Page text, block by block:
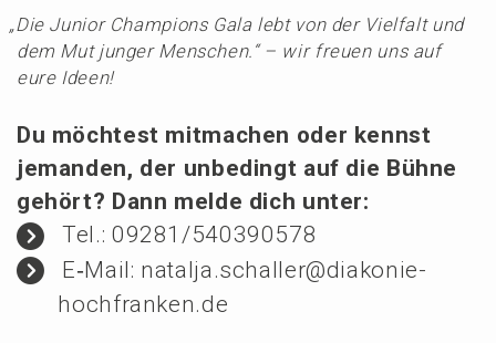
„Die Junior Champi­ons Gala lebt von der Vielfalt und
dem Mut junger Menschen.“ – wir freuen uns auf
eure Ideen!
Du möchtest mitma­chen oder kennst
jeman­den, der unbedingt auf die Bühne
gehört? Dann melde dich unter:
Tel.: 09281/540390578
E‑Mail: natalja.schaller@diakonie-
hochfranken.de